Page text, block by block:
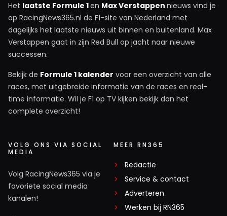
Het laatste Formule 1en Max Verstappen nieuws vind je
op RacingNews365.nl de F1-site van Nederland met
dagelijks het laatste nieuws uit binnen en buitenland. Max
Verstappen gaat in zijn Red Bull op jacht naar nieuwe
successen.
Bekijk de Formule 1 kalender voor een overzicht van alle
races, met uitgebreide informatie van de races en real-
time informatie. Wil je F1 op TV kijken bekijk dan het
complete overzicht!
VOLG ONS VIA SOCIAL
MEDIA
Volg RacingNews365 via je
favoriete social media
kanalen!
MEER RN365
Redactie
Service & contact
Adverteren
Werken bij RN365